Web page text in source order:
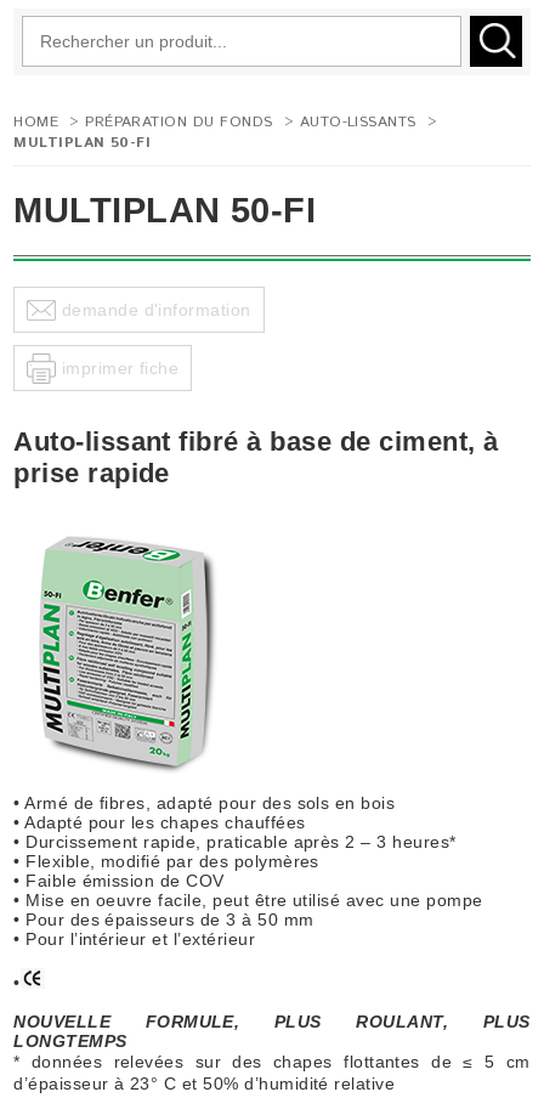
HOME > PRÉPARATION DU FONDS > AUTO-LISSANTS
>
MULTIPLAN 50-FI
MULTIPLAN 50-FI
demande d'information
imprimer fiche
Auto-lissant fibré à base de ciment, à
prise rapide
• Armé de fibres, adapté pour des sols en bois
• Adapté pour les chapes chauffées
• Durcissement rapide, praticable après 2 – 3 heures*
• Flexible, modifié par des polymères
• Faible émission de COV
• Mise en oeuvre facile, peut être utilisé avec une pompe
• Pour des épaisseurs de 3 à 50 mm
• Pour l’intérieur et l’extérieur
•
NOUVELLE FORMULE, PLUS ROULANT, PLUS
LONGTEMPS
* données relevées sur des chapes flottantes de ≤ 5 cm
d’épaisseur à 23° C et 50% d’humidité relative